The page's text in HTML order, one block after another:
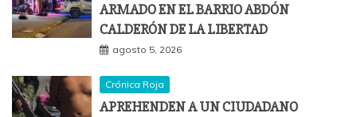
ARMADO EN EL BARRIO ABDÓN
CALDERÓN DE LA LIBERTAD
agosto 5, 2026
Crónica Roja
APREHENDEN A UN CIUDADANO